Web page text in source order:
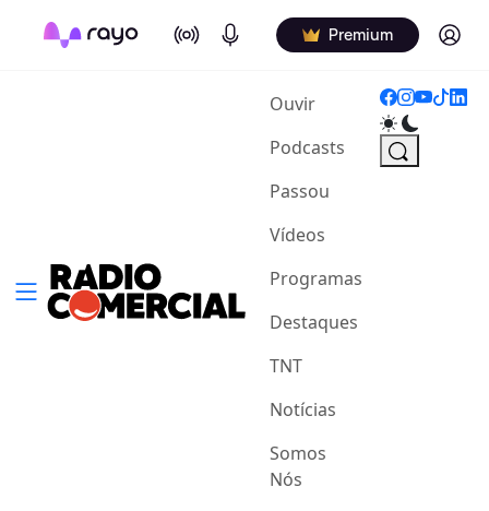
On Air Podcasts Premium Log in
Ouvir(current)
Podcasts
Passou
Vídeos
Programas
Destaques
TNT
Notícias
Somos
Nós